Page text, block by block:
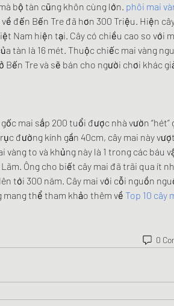
bộ tàn cũng khôn cùng lớn. phôi mai
đến Bến Tre đã hơn 300 Triệu. Hiện
Nam hiện tại. Cây có chiều cao so với
tàn là 16 mét. Thuộc chiếc mai vàng
Tre và sẽ bán cho người chơi khác
mai sắp 200 tuổi được nhà vườn “hét”
đường kính gần 40cm, cây mai này
vàng to và khủng này là 1 trong các báu
Ông cho biết cây mai đã trãi qua ít
tới 300 năm. Cây mai với cỗi nguồn
mang thể tham khảo thêm về Top 10 cây
0